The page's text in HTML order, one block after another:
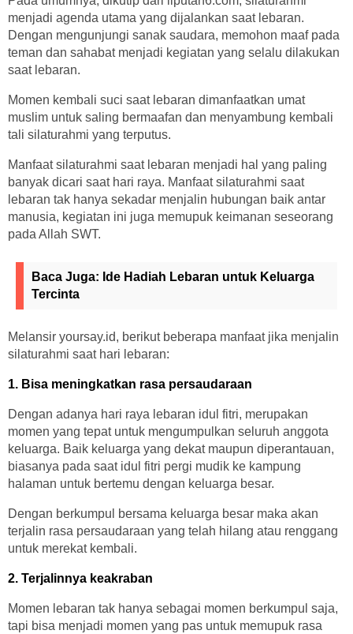
menjadi agenda utama yang dijalankan saat lebaran.
Dengan mengunjungi sanak saudara, memohon maaf pada
teman dan sahabat menjadi kegiatan yang selalu dilakukan
saat lebaran.
Momen kembali suci saat lebaran dimanfaatkan umat
muslim untuk saling bermaafan dan menyambung kembali
tali silaturahmi yang terputus.
Manfaat silaturahmi saat lebaran menjadi hal yang paling
banyak dicari saat hari raya. Manfaat silaturahmi saat
lebaran tak hanya sekadar menjalin hubungan baik antar
manusia, kegiatan ini juga memupuk keimanan seseorang
pada Allah SWT.
Baca Juga: Ide Hadiah Lebaran untuk Keluarga
Tercinta
Melansir yoursay.id, berikut beberapa manfaat jika menjalin
silaturahmi saat hari lebaran:
1. Bisa meningkatkan rasa persaudaraan
Dengan adanya hari raya lebaran idul fitri, merupakan
momen yang tepat untuk mengumpulkan seluruh anggota
keluarga. Baik keluarga yang dekat maupun diperantauan,
biasanya pada saat idul fitri pergi mudik ke kampung
halaman untuk bertemu dengan keluarga besar.
Dengan berkumpul bersama keluarga besar maka akan
terjalin rasa persaudaraan yang telah hilang atau renggang
untuk merekat kembali.
2. Terjalinnya keakraban
Momen lebaran tak hanya sebagai momen berkumpul saja,
tapi bisa menjadi momen yang pas untuk memupuk rasa